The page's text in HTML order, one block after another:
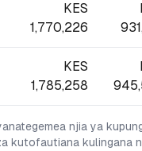
KES
1,770,226
KES
1,785,258
njia ya
kutofautiana kulingana